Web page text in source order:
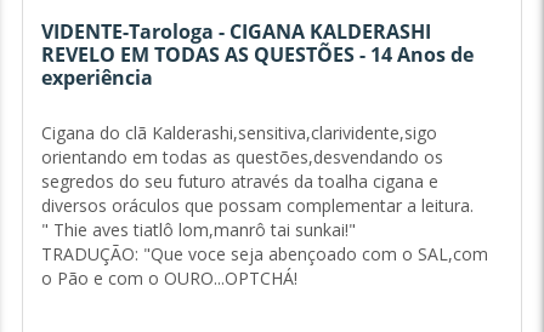
VIDENTE-Tarologa - CIGANA KALDERASHI
REVELO EM TODAS AS QUESTÕES - 14 Anos de
experiência
Cigana do clã Kalderashi,sensitiva,clarividente,sigo
orientando em todas as questões,desvendando os
segredos do seu futuro através da toalha cigana e
diversos oráculos que possam complementar a leitura.
" Thie aves tiatlô lom,manrô tai sunkai!"
TRADUÇÃO: "Que voce seja abençoado com o SAL,com
o Pão e com o OURO...OPTCHÁ!